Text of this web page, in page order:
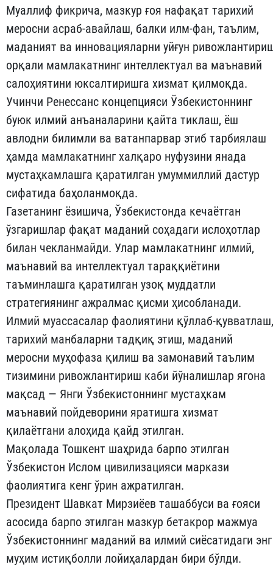
Муаллиф фикрича, мазкур ғоя нафақат тарихий
меросни асраб-авайлаш, балки илм-фан, таълим,
маданият ва инновацияларни уйғун
орқали мамлакатнинг интеллектуал ва маънавий
салоҳиятини юксалтиришга хизмат қилмоқда.
Учинчи Ренессанс концепцияси Ўзбекистоннинг
буюк илмий анъаналарини қайта тиклаш, ёш
авлодни билимли ва ватанпарвар этиб тарбиялаш
ҳамда мамлакатнинг халқаро нуфузини янада
мустаҳкамлашга қаратилган умуммиллий дастур
сифатида баҳоланмоқда.
Газетанинг ёзишича, Ўзбекистонда кечаётган
ўзгаришлар фақат маданий соҳадаги ислоҳотлар
билан чекланмайди. Улар мамлакатнинг илмий,
маънавий ва интеллектуал тараққиётини
таъминлашга қаратилган узоқ муддатли
стратегиянинг ажралмас қисми ҳисобланади.
Илмий муассасалар фаолиятини қўллаб-қувватлаш,
тарихий манбаларни тадқиқ этиш, маданий
меросни муҳофаза қилиш ва замонавий таълим
тизимини ривожлантириш каби йўналишлар ягона
мақсад — Янги Ўзбекистоннинг мустаҳкам
маънавий пойдеворини яратишга хизмат
қилаётгани алоҳида қайд этилган.
Мақолада Тошкент шаҳрида барпо этилган
Ўзбекистон Ислом цивилизацияси маркази
фаолиятига кенг ўрин ажратилган.
Президент Шавкат Мирзиёев ташаббуси ва ғояси
асосида барпо этилган мазкур бетакрор мажмуа
Ўзбекистоннинг маданий ва илмий сиёсатидаги энг
муҳим истиқболли лойиҳалардан бири бўлди.